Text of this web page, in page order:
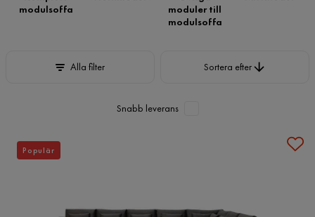
modulsoffa
moduler till
modulsoffa
Alla filter Sortera efter
Snabb leverans
Populär